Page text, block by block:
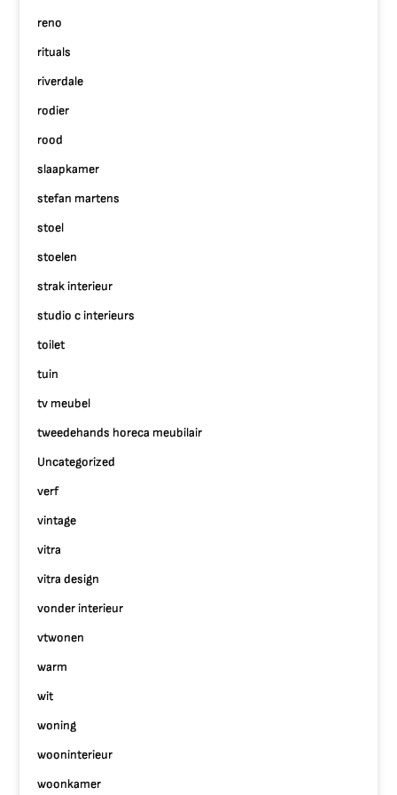
reno
rituals
riverdale
rodier
rood
slaapkamer
stefan martens
stoel
stoelen
strak interieur
studio c interieurs
toilet
tuin
tv meubel
tweedehands horeca meubilair
Uncategorized
verf
vintage
vitra
vitra design
vonder interieur
vtwonen
warm
wit
woning
wooninterieur
woonkamer